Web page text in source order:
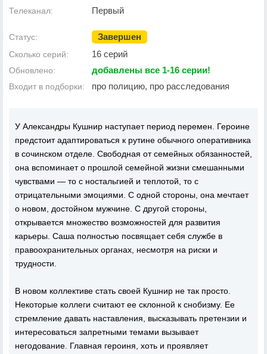
Телеканал: Первый
Статус: Завершен
Сколько серий: 16 серий
Обновлено: добавлены все 1-16 серии!
Входит в подборки: про полицию, про расследования
У Александры Кушнир наступает период перемен. Героине
предстоит адаптироваться к рутине обычного оперативника
в сочинском отделе. Свободная от семейных обязанностей,
она вспоминает о прошлой семейной жизни смешанными
чувствами — то с ностальгией и теплотой, то с
отрицательными эмоциями. С одной стороны, она мечтает
о новом, достойном мужчине. С другой стороны,
открывается множество возможностей для развития
карьеры. Саша полностью посвящает себя службе в
правоохранительных органах, несмотря на риски и
трудности.
В новом коллективе стать своей Кушнир не так просто.
Некоторые коллеги считают ее склонной к снобизму. Ее
стремление давать наставления, высказывать претензии и
интересоваться запретными темами вызывает
негодование. Главная героиня, хоть и проявляет